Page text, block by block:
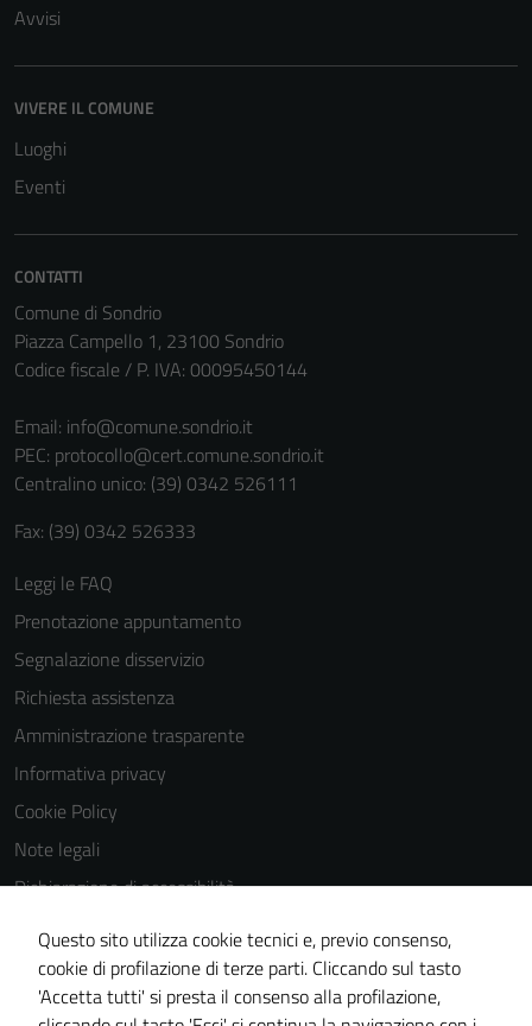
Avvisi
VIVERE IL COMUNE
Luoghi
Eventi
CONTATTI
Comune di Sondrio
Piazza Campello 1, 23100 Sondrio
Codice fiscale / P. IVA: 00095450144
Email: info@comune.sondrio.it
PEC: protocollo@cert.comune.sondrio.it
Centralino unico: (39) 0342 526111
Fax: (39) 0342 526333
Leggi le FAQ
Prenotazione appuntamento
Segnalazione disservizio
Richiesta assistenza
Amministrazione trasparente
Informativa privacy
Cookie Policy
Note legali
Dichiarazione di accessibilità
Dichiarazione di accessibilità Servizi
Whistleblowing
Piano di miglioramento del sito
Questo sito utilizza cookie tecnici e, previo consenso,
cookie di profilazione di terze parti. Cliccando sul tasto
'Accetta tutti' si presta il consenso alla profilazione,
disabilitati.
informazioni